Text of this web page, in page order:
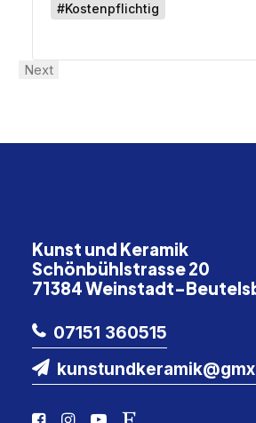
#Kostenpflichtig
Next
Kunst und Keramik
Schönbühlstrasse 20
71384 Weinstadt-
07151 360515